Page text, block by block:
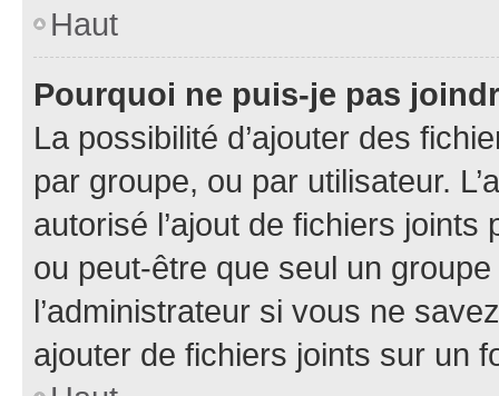
Haut
Pourquoi ne puis-je pas
La possibilité d’ajouter des
par groupe, ou par utilisateur.
autorisé l’ajout de fichiers
ou peut-être que seul un
l’administrateur si vous ne
ajouter de fichiers joints sur un